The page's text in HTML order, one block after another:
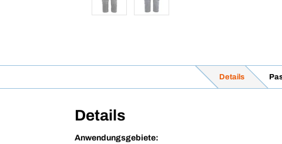
Details
Details
Anwendungsgebiete: